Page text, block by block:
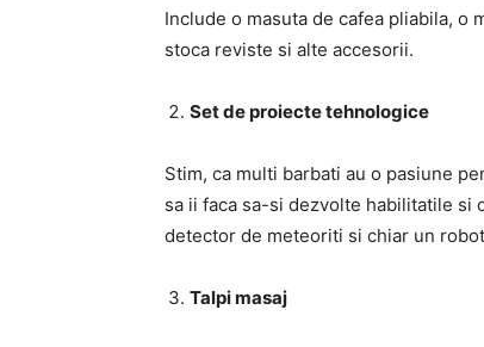
Include o masuta de cafea pliabila, o
stoca reviste si alte accesorii.
Set de proiecte tehnologice
Stim, ca multi barbati au o pasiune
sa ii faca sa-si dezvolte habilitatile si
detector de meteoriti si chiar un
Talpi masaj